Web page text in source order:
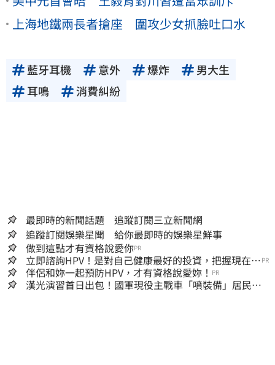
上海地鐵兩長者搶座 圍攻少女抓臉吐口水
藍牙耳機 意外 爆炸
男大生
耳鳴
消費糾紛
最即時的新聞話題 追蹤訂閱三立新聞網
追蹤訂閱娛樂星聞 給你最即時的娛樂星鮮事
做到這點才有資格說愛你PR
立即諮詢HPV！是對自己健康最好的投資，把握現在不
嫌晚！
PR
伴侶和妳一起預防HPV，才有資格說愛妳！ PR
漢光演習首日出包！國軍現役主戰車「噴裝備」居民撿